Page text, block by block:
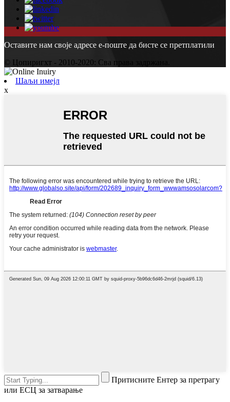
Оставите нам своје адресе е-поште да бисте се претплатили
© Цопиригхт - 2010-2020: Сва права задржана.
Шаљи имејл
x
Притисните Ентер за претрагу
или ЕСЦ за затварање